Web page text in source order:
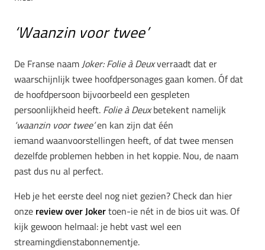
‘Waanzin voor twee’
De Franse naamJoker: Folie à Deuxverraadt dat er
waarschijnlijk twee hoofdpersonages gaan komen. Óf dat
de hoofdpersoon bijvoorbeeld een gespleten
persoonlijkheid heeft. Folie à Deuxbetekent namelijk
‘waanzin voor twee’en kan zijn dat één
iemand waanvoorstellingen heeft, of dat twee mensen
dezelfde problemen hebben in het koppie. Nou, de naam
past dus nu al perfect.
Heb je het eerste deel nog niet gezien? Check dan hier
onze review over Jokertoen-ie nét in de bios uit was. Of
kijk gewoon helmaal: je hebt vast wel een
streamingdienstabonnementje.